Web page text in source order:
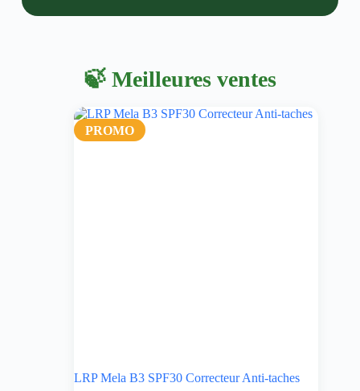
🍃 Meilleures ventes
PROMO
LRP Mela B3 SPF30 Correcteur Anti-taches